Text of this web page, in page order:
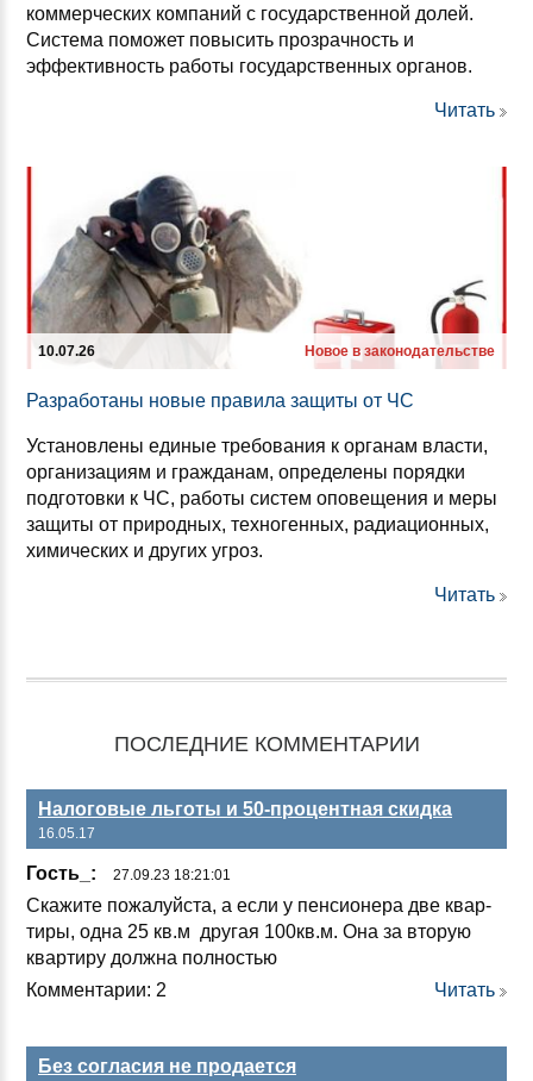
коммерческих компаний с государственной долей.
Система поможет повысить прозрачность и
эффективность работы государственных органов.
Читать
10.07.26 Новое в законодательстве
Раз­ра­бо­та­ны но­вые пра­ви­ла за­щи­ты от ЧС
Установлены единые требования к органам власти,
организациям и гражданам, определены порядки
подготовки к ЧС, работы систем оповещения и меры
защиты от природных, техногенных, радиационных,
химических и других угроз.
Читать
ПОСЛЕДНИЕ КОММЕНТАРИИ
Налоговые льготы и 50-процентная скидка
16.05.17
Гость_: 27.09.23 18:21:01
Ска­жи­те по­жа­луй­ста, а ес­ли у пен­си­оне­ра две квар­
ти­ры, од­на 25 кв.м дру­гая 100кв.м. Она за вто­рую
квар­ти­ру дол­жна пол­ностью
Комментарии: 2
Читать
Без согласия не продается